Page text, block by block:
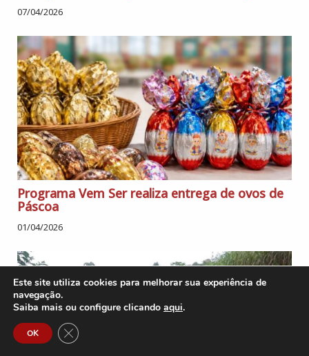
07/04/2026
Programa Vem Ser realiza entrega de ovos de
Páscoa
01/04/2026
Este site utiliza cookies para melhorar sua experiência de
navegação.
Saiba mais ou configure clicando aqui.
OK Close GDPR Cookie Banner